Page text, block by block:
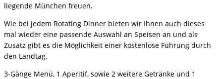
liegende München freuen.
Wie bei jedem Rotating Dinner bieten wir Ihnen auch dieses
mal wieder eine passende Auswahl an Speisen an und als
Zusatz gibt es die Möglichkeit einer kostenlose Führung durch
den Landtag.
3-Gänge Menü, 1 Aperitif, sowie 2 weitere Getränke und 1